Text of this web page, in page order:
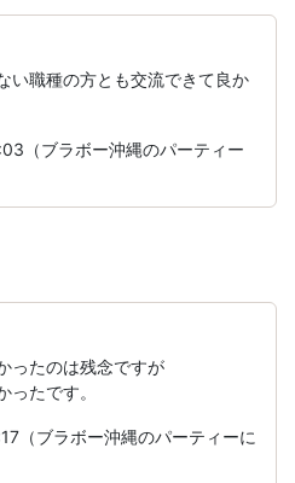
い職種の方とも交流できて良か
（ブラボー沖縄のパーティー
ったのは残念ですが
ったです。
（ブラボー沖縄のパーティーに